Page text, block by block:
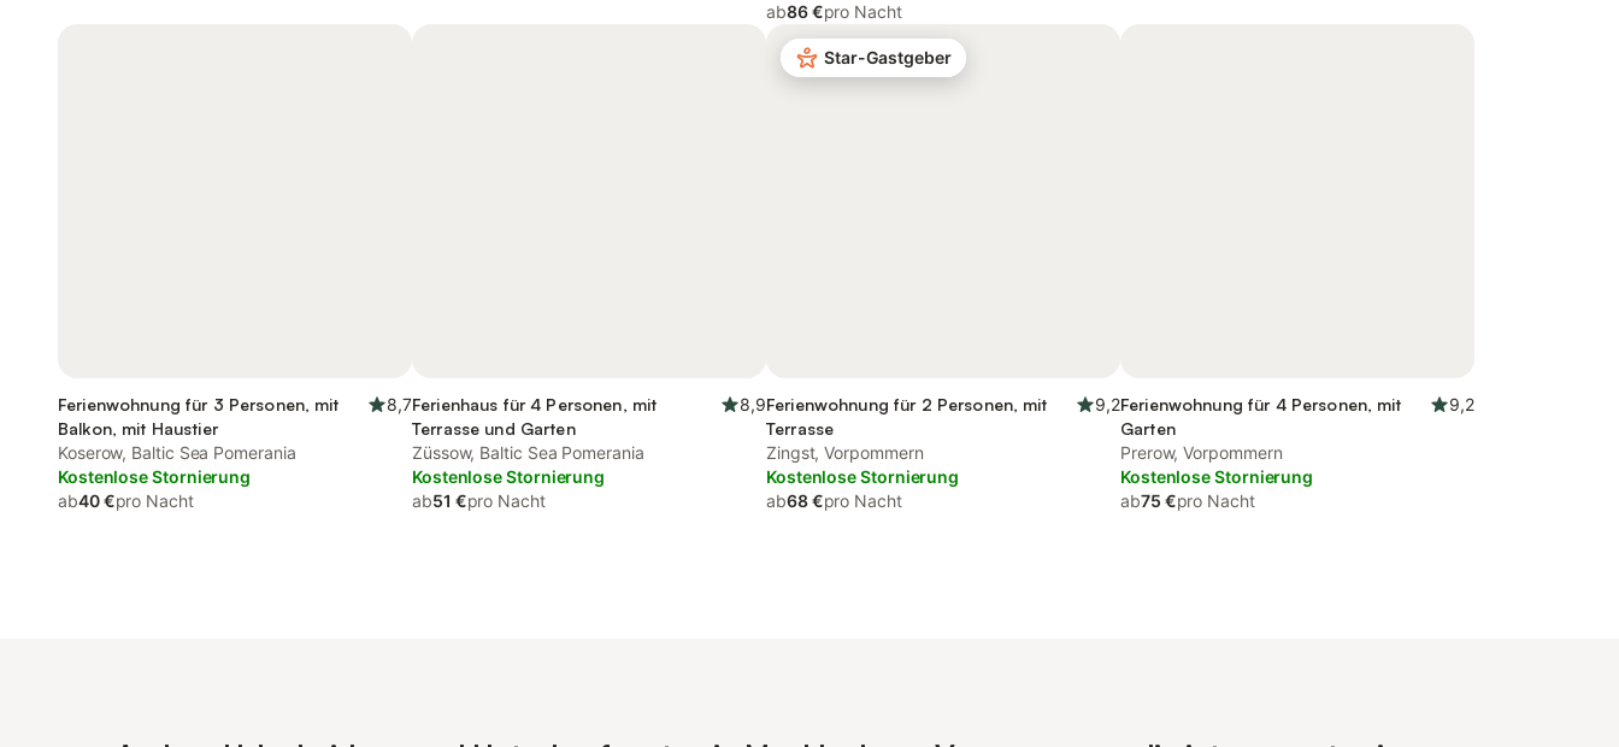
ab86 €pro Nacht
Ferienwohnung für 3 Personen, mit
Balkon, mit Haustier
8,7
Koserow, Baltic Sea Pomerania
Kostenlose Stornierung
ab40 €pro Nacht
Ferienhaus für 4 Personen, mit
Terrasse und Garten
8,9
Züssow, Baltic Sea Pomerania
Kostenlose Stornierung
ab51 €pro Nacht
Star-Gastgeber
Ferienwohnung für 2 Personen, mit
Terrasse
9,2
Zingst, Vorpommern
Kostenlose Stornierung
ab68 €pro Nacht
Ferienwohnung für 4 Personen, mit
Garten
9,2
Prerow, Vorpommern
Kostenlose Stornierung
ab75 €pro Nacht